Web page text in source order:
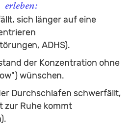
erleben:
sich länger auf eine
ADHS).
der Konzentration ohne
wünschen.
Durchschlafen schwerfällt,
zur Ruhe kommt